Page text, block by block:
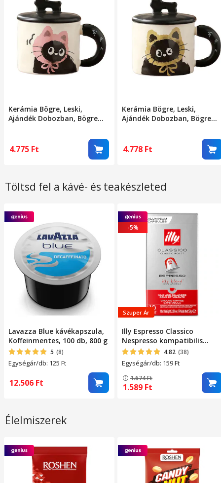
Kerámia Bögre, Leski,
Ajándék Dobozban, Bögre
Design Bögre 3D Figurás
Tetővel, 9.5 x 8 x 8 cm, 360
ml, Bézs, Rózsaszín Fekete
4.775 Ft
Kerámia Bögre, Leski,
Ajándék Dobozban, Bögre
Design Bögre 3D Figurás
Tetővel, 9.5 x 8 x 8 cm, 360
4.778 Ft
Töltsd fel a kávé- és teakészleted
Lavazza Blue kávékapszula,
Koffeinmentes, 100 db, 800 g
5 (8)
Egységár/db: 125 Ft
12.506 Ft
-5%
Szuper Ár
Illy Espresso Classico
Nespresso kompatibilis
kávékapszula, 10 db, 57 g
4.82 (38)
Egységár/db: 159Ft
1.674Ft
1.589 Ft
Élelmiszerek